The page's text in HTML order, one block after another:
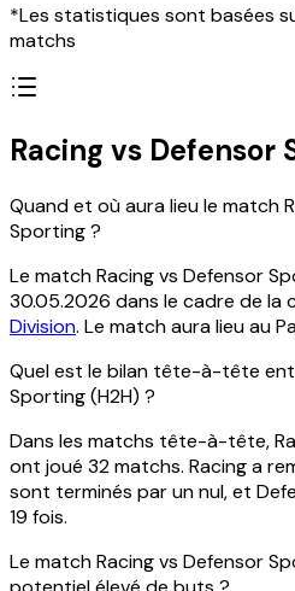
*Les statistiques sont basées
matchs
Racing vs Defensor
Quand et où aura lieu le match
Sporting ?
Le match Racing vs Defensor
30.05.2026 dans le cadre de la
Division. Le match aura lieu au
Quel est le bilan tête-à-tête
Sporting (H2H) ?
Dans les matchs tête-à-tête,
ont joué 32 matchs. Racing a
sont terminés par un nul, et
19 fois.
Le match Racing vs Defensor